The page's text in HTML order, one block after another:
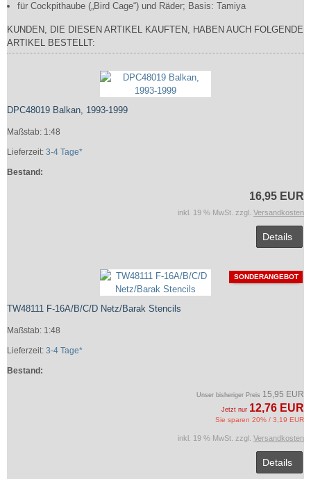
für Cockpithaube („Bird Cage“) und Räder; Basis: Tamiya
KUNDEN, DIE DIESEN ARTIKEL KAUFTEN, HABEN AUCH FOLGENDE
ARTIKEL BESTELLT:
DPC48019 Balkan, 1993-1999
Maßstab: 1:48
Lieferzeit: 3-4 Tage*
Bestand:
16,95 EUR
inkl. 19 % MwSt. zzgl. Versandkosten
Details
SONDERANGEBOT
TW48111 F-16A/B/C/D Netz/Barak Stencils
Maßstab: 1:48
Lieferzeit: 3-4 Tage*
Bestand:
Unser bisheriger Preis 15,95 EUR
Jetzt nur 12,76 EUR
Sie sparen 20% / 3,19 EUR
inkl. 19 % MwSt. zzgl. Versandkosten
Details